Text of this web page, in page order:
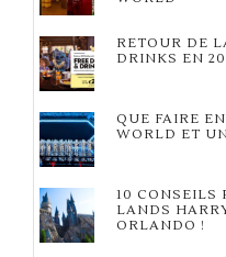
RETOUR DE
DRINKS EN
QUE FAIRE
WORLD ET
10 CONSEILS
LANDS
ORLANDO !